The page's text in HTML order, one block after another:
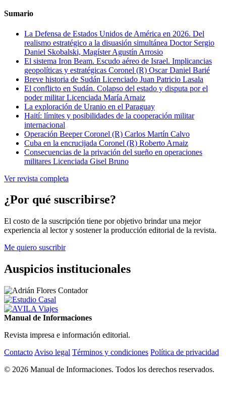
Sumario
La Defensa de Estados Unidos de América en 2026. Del
realismo estratégico a la disuasión simultánea Doctor Sergio
Daniel Skobalski, Magíster Agustín Arrosio
El sistema Iron Beam. Escudo aéreo de Israel. Implicancias
geopolíticas y estratégicas Coronel (R) Oscar Daniel Barié
Breve historia de Sudán Licenciado Juan Patricio Lasala
El conflicto en Sudán. Colapso del estado y disputa por el
poder militarLicenciada María Arnaiz
La exploración de Uranio en el Paraguay
Haití: límites y posibilidades de la cooperación militar
internacional
Operación BeeperCoronel (R) Carlos Martín Calvo
Cuba en la encrucijada Coronel (R) Roberto Arnaiz
Consecuencias de la privación del sueño en operaciones
militares Licenciada Gisel Bruno
Ver revista completa
¿Por qué suscribirse?
El costo de la suscripción tiene por objetivo brindar una mejor
experiencia al lector y sostener la producción editorial de la revista.
Me quiero suscribir
Auspicios institucionales
Manual de Informaciones
Revista impresa e información editorial.
Contacto Aviso legal Términos y condiciones Política de privacidad
© 2026 Manual de Informaciones. Todos los derechos reservados.